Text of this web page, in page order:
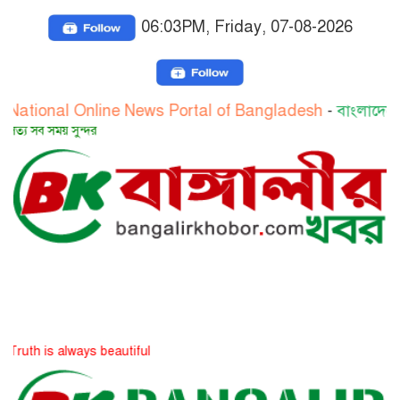
06:03PM, Friday, 07-08-2026
Online News Portal of Bangladesh- বাংলাদেশের
সুন্দর
beautiful